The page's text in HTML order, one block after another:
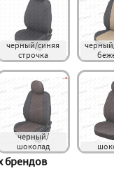
черный/синяя
строчка
черный/
шоколад
брендов